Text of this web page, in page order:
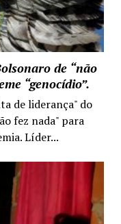
de “não
“genocídio”.
de liderança" do
fez nada" para
Líder...